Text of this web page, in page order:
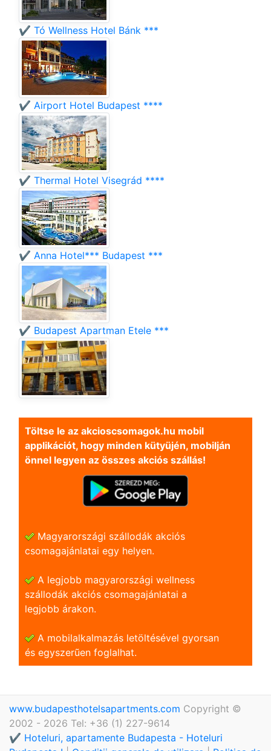
✔️ Tó Wellness Hotel Bánk ***
✔️ Airport Hotel Budapest ****
✔️ Thermal Hotel Visegrád ****
✔️ Anna Hotel*** Budapest ***
✔️ Budapest Apartman Etele ***
Töltse le az akcioscsomagok.hu mobil
applikációt, hogy minden kütyüjén, mobilján
önnel legyen az összes akciós szállás!
Magyarországi szállodák akciós
csomagajánlatai egy helyen.
A legjobb magyarországi wellness
szállodák akciós csomagajánlatai a
legjobb árakon.
A mobilalkalmazás letöltésével gyorsan
és egyszerũen foglalhat.
www.budapesthotelsapartments.com Copyright ©
2002 - 2026 Tel: +36 (1) 227-9614
✔️ Hoteluri, apartamente Budapesta - Hoteluri